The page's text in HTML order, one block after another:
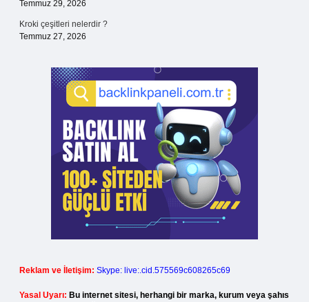
Temmuz 29, 2026
Kroki çeşitleri nelerdir ?
Temmuz 27, 2026
Reklam ve İletişim: Skype: live:.cid.575569c608265c69
Yasal Uyarı: Bu internet sitesi, herhangi bir marka, kurum veya şahıs